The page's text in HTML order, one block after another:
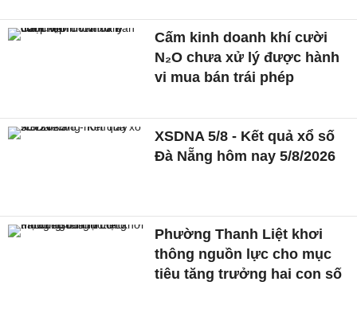
Cấm kinh doanh khí cười
N₂O chưa xử lý được hành
vi mua bán trái phép
XSDNA 5/8 - Kết quả xổ số
Đà Nẵng hôm nay 5/8/2026
Phường Thanh Liệt khơi
thông nguồn lực cho mục
tiêu tăng trưởng hai con số